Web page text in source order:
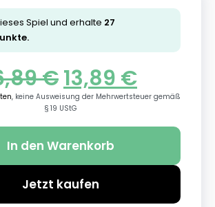
Spiel und erhalte 27
€13,89 €
, keine Ausweisung der Mehrwertsteuer gemäß
§ 19 UStG
In den Warenkorb
Jetzt kaufen